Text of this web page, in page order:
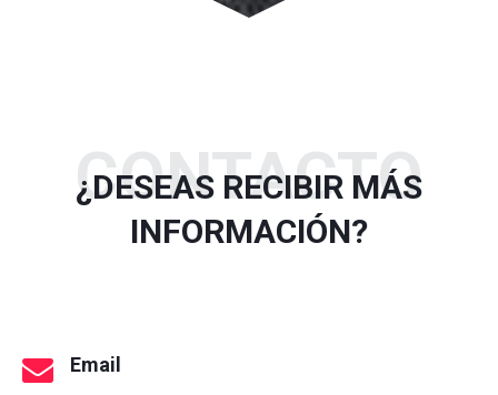
CONTACTO
¿DESEAS RECIBIR MÁS
INFORMACIÓN?
Email